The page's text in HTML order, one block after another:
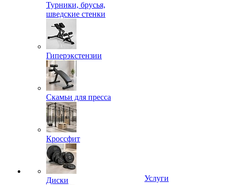
Турники, брусья,
шведские стенки
Гиперэкстензии
Скамьи для пресса
Кроссфит
Диски
Услуги